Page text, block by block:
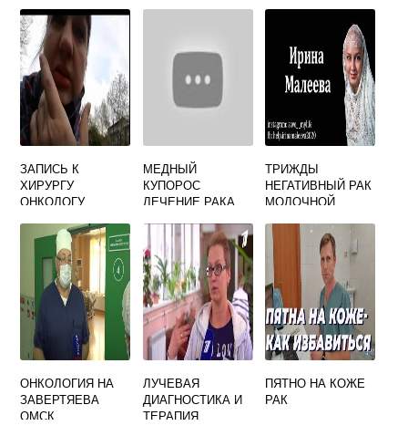
ЗАПИСЬ К
ХИРУРГУ
ОНКОЛОГУ
МЕДНЫЙ
КУПОРОС
ЛЕЧЕНИЕ РАКА
ТРИЖДЫ
НЕГАТИВНЫЙ РАК
МОЛОЧНОЙ
ОНКОЛОГИЯ НА
ЗАВЕРТЯЕВА
ОМСК
ЛУЧЕВАЯ
ДИАГНОСТИКА И
ТЕРАПИЯ
ПЯТНО НА КОЖЕ
РАК